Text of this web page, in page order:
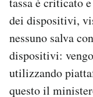
dei dispositivi,
nessuno salva
dispositivi:
utilizzando
questo il